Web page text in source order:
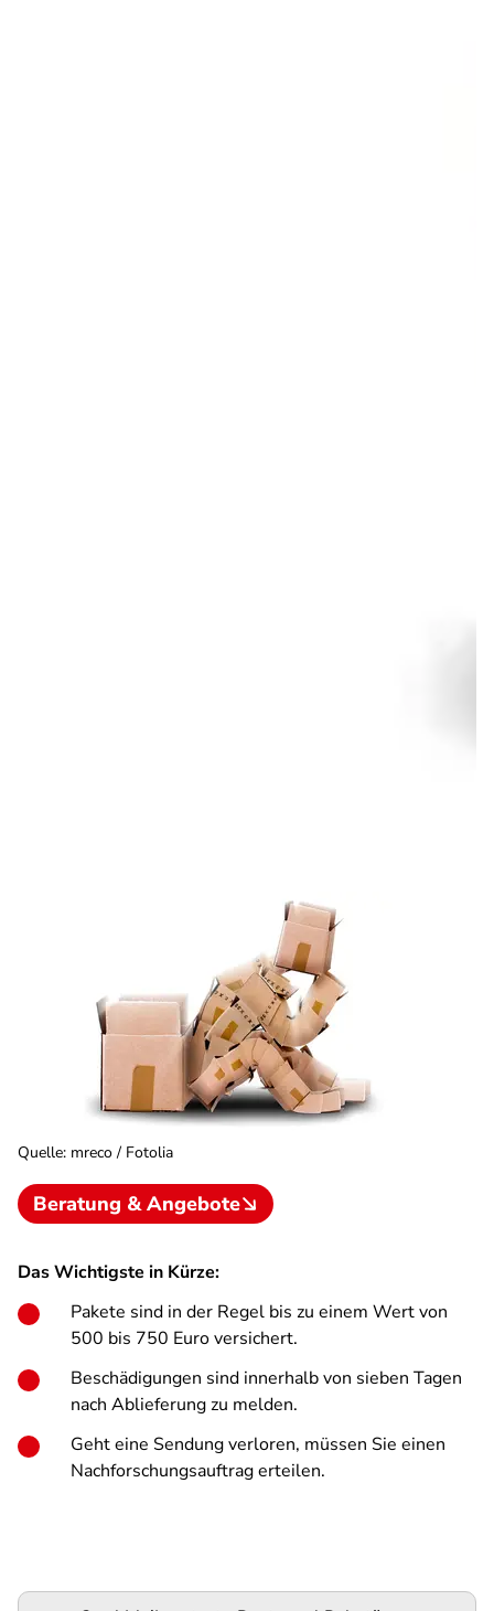
Quelle: mreco / Fotolia
Beratung & Angebote
Das Wichtigste in Kürze:
Pakete sind in der Regel bis zu einem Wert von
500 bis 750 Euro versichert.
Beschädigungen sind innerhalb von sieben Tagen
nach Ablieferung zu melden.
Geht eine Sendung verloren, müssen Sie einen
Nachforschungsauftrag erteilen.
Podigee-